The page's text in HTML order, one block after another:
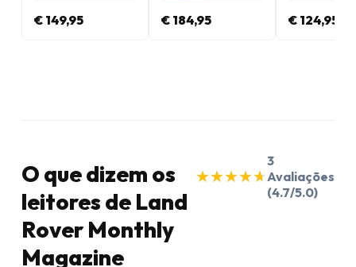
€ 149,95 € 184,95 € 124,95
O que dizem os
leitores de Land
Rover Monthly
Magazine
★
★★
★★
★★
★★
★
3
Avaliações
(4.7/5.0)